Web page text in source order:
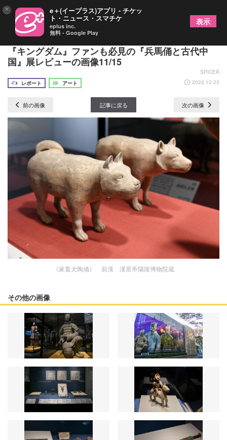
兵馬俑36体はじめ“国宝級”の至宝が多数来日！
『キングダム』ファンも必見の『兵馬俑と古代中
国』展レビューの画像11/15
SPICER
レポート
アート 2022.12.23
前の画像 記事に戻る 次の画像
《家畜犬陶俑》 前漢 漢景帝陽陵博物院蔵
その他の画像
× e＋(イープラス)アプリ - チケッ
ト・ニュース・スマチケ
eplus inc.
無料 - Google Play
表示